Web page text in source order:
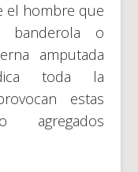
el hombre que
banderola o
amputada
toda la
estas
agregados